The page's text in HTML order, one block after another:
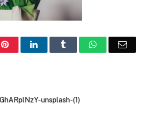
PinterestLinkedIn Tumblr WhatsApp
unsplash-(1)